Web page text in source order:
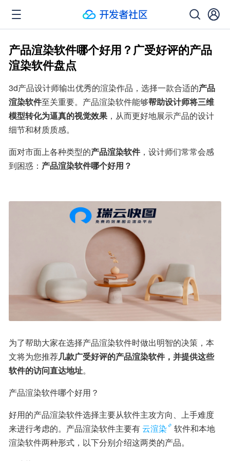
产品渲染软件哪个好用？广受好评的产品
渲染软件盘点
3d产品设计师输出优秀的渲染作品，选择一款合适的产品
渲染软件至关重要。产品渲染软件能够帮助设计师将三维
模型转化为逼真的视觉效果 ，从而更好地展示产品的设计
细节和材质质感。
面对市面上各种类型的产品渲染软件，设计师们常常会感
到困惑： 产品渲染软件哪个好用？
为了帮助大家在选择产品渲染软件时做出明智的决策，本
文将为您推荐几款广受好评的产品渲染软件，并提供这些
软件的访问直达地址。
产品渲染软件哪个好用？
好用的产品渲染软件选择主要从软件主攻方向、上手难度
来进行考虑的。产品渲染软件主要有云渲染
软件和本地
渲染软件两种形式，以下分别介绍这两类的产品。